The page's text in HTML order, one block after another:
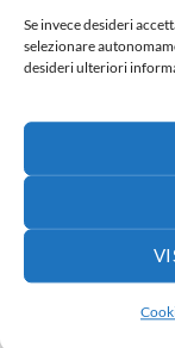
Se invece desideri
selezionare
desideri ulteriori
Fiocco
65,00€